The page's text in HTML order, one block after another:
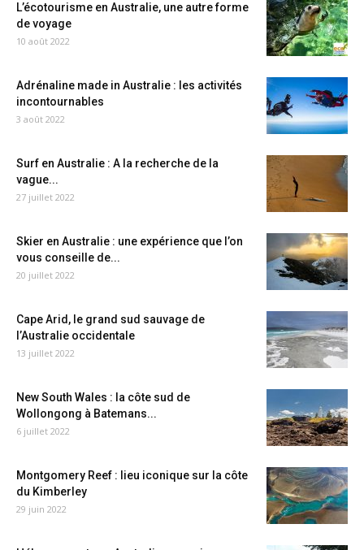
L’écotourisme en Australie, une autre forme
de voyage
10 août 2022
Adrénaline made in Australie : les activités
incontournables
3 août 2022
Surf en Australie : A la recherche de la
vague...
27 juillet 2022
Skier en Australie : une expérience que l’on
vous conseille de...
20 juillet 2022
Cape Arid, le grand sud sauvage de
l’Australie occidentale
13 juillet 2022
New South Wales : la côte sud de
Wollongong à Batemans...
6 juillet 2022
Montgomery Reef : lieu iconique sur la côte
du Kimberley
29 juin 2022